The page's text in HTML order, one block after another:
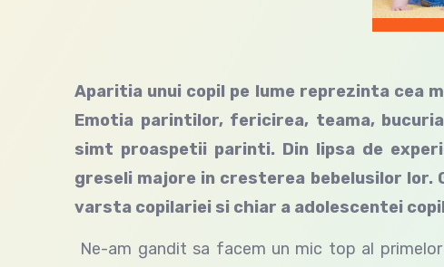
Aparitia unui copil pe lume reprezinta cea
Emotia parintilor, fericirea, teama,
simt proaspetii parinti. Din lipsa de
greseli majore in cresterea bebelusilor
varsta copilariei si chiar a adolescentei
Ne-am gandit sa facem un mic top al